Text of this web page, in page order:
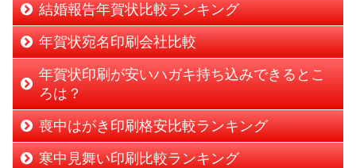
結婚報告年賀状比較ランキング
年賀状宛名印刷会社比較
年賀状印刷が安いハガキ持ち込みできるとこ
ろは？
喪中はがき印刷格安比較ランキング
寒中見舞い印刷比較ランキング